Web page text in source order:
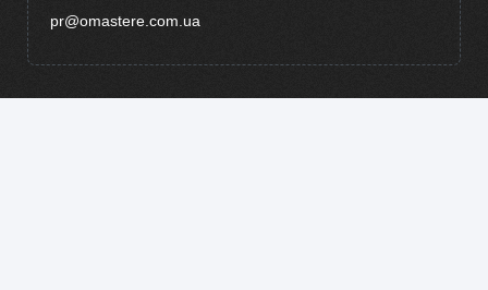
pr@omastere.com.ua